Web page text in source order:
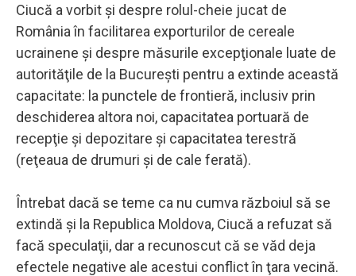
Ciucă a vorbit şi despre rolul-cheie jucat de
România în facilitarea exporturilor de cereale
ucrainene şi despre măsurile excepţionale luate de
autorităţile de la Bucureşti pentru a extinde această
capacitate: la punctele de frontieră, inclusiv prin
deschiderea altora noi, capacitatea portuară de
recepţie şi depozitare şi capacitatea terestră
(reţeaua de drumuri şi de cale ferată).
Întrebat dacă se teme ca nu cumva războiul să se
extindă şi la Republica Moldova, Ciucă a refuzat să
facă speculaţii, dar a recunoscut că se văd deja
efectele negative ale acestui conflict în ţara vecină.